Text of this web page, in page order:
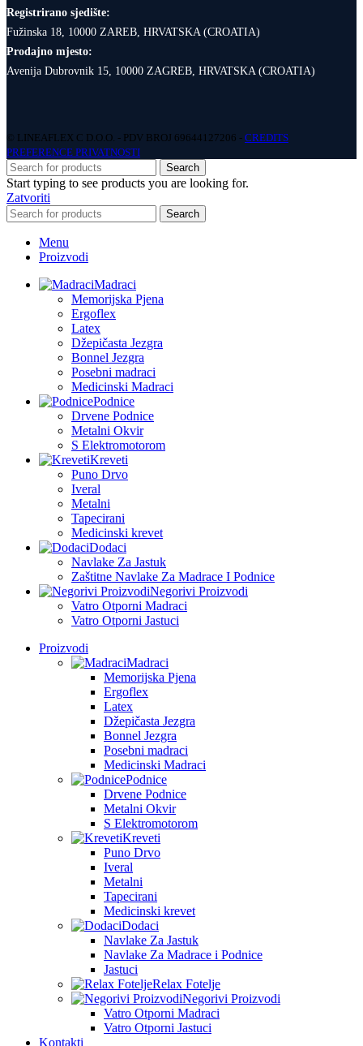
Registrirano sjedište:
Fužinska 18, 10000 ZAREB, HRVATSKA (CROATIA)
Prodajno mjesto:
Avenija Dubrovnik 15, 10000 ZAGREB, HRVATSKA (CROATIA)
© LINEAFLEX C D.O.O. - PDV BROJ 69644127206 - CREDITS
PREFERENCE PRIVATNOSTI
Search
Start typing to see products you are looking for.
Zatvoriti
Search
Menu
Proizvodi
Madraci
Memorijska Pjena
Ergoflex
Latex
Džepičasta Jezgra
Bonnel Jezgra
Posebni madraci
Medicinski Madraci
Podnice
Drvene Podnice
Metalni Okvir
S Elektromotorom
Kreveti
Puno Drvo
Iveral
Metalni
Tapecirani
Medicinski krevet
Dodaci
Navlake Za Jastuk
Zaštitne Navlake Za Madrace I Podnice
Negorivi Proizvodi
Vatro Otporni Madraci
Vatro Otporni Jastuci
Proizvodi
Madraci
Memorijska Pjena
Ergoflex
Latex
Džepičasta Jezgra
Bonnel Jezgra
Posebni madraci
Medicinski Madraci
Podnice
Drvene Podnice
Metalni Okvir
S Elektromotorom
Kreveti
Puno Drvo
Iveral
Metalni
Tapecirani
Medicinski krevet
Dodaci
Navlake Za Jastuk
Navlake Za Madrace i Podnice
Jastuci
Relax Fotelje
Negorivi Proizvodi
Vatro Otporni Madraci
Vatro Otporni Jastuci
Kontakti